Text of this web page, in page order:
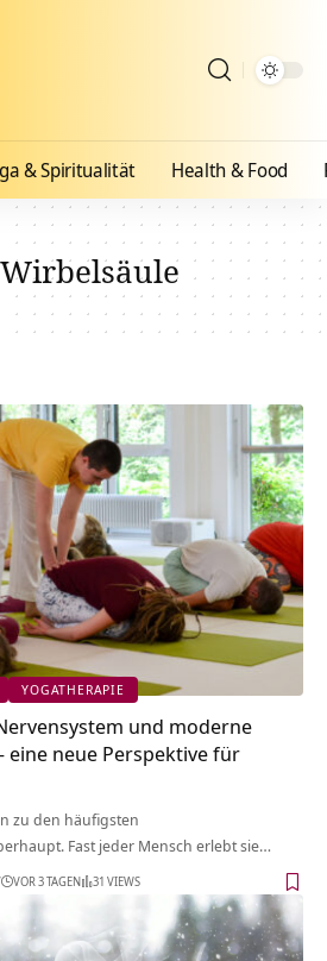
& Spiritualität Health & Food
Wirbelsäule
YOGATHERAPIE
und moderne
eine neue Perspektive für
zu den häufigsten
Fast jeder Mensch erlebt sie…
VOR 3 TAGEN 31 VIEWS